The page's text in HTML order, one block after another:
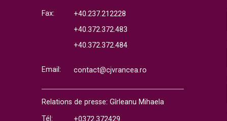
Fax:
+40.237.212228
+40.372.372.483
+40.372.372.484
Email: contact@cjvrancea.ro
Relations de presse: Gîrleanu Mihaela
Tél: